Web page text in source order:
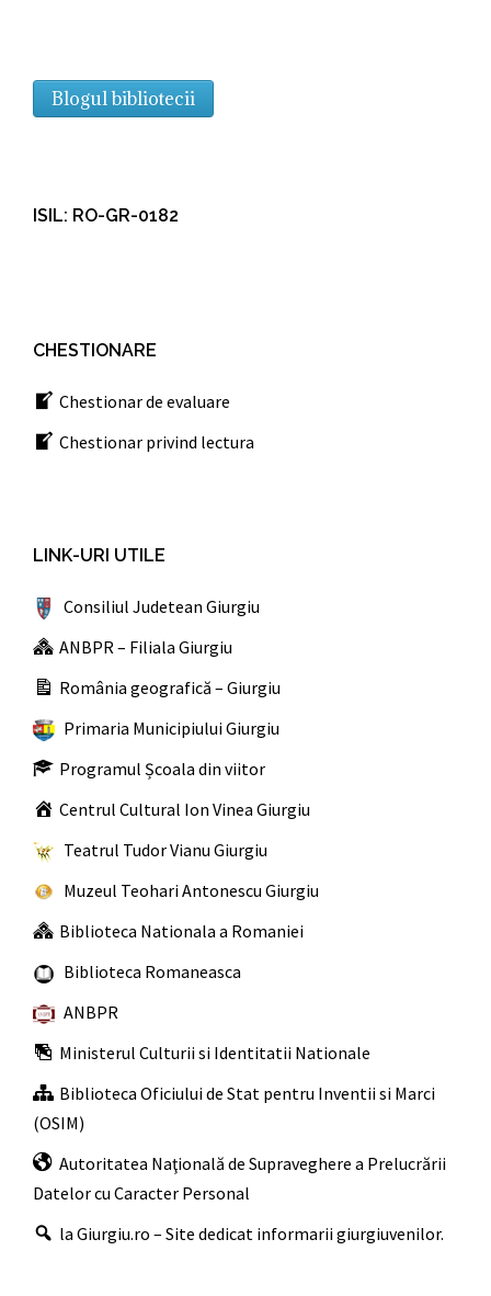
Blogul bibliotecii
ISIL: RO-GR-0182
CHESTIONARE
Chestionar de evaluare
Chestionar privind lectura
LINK-URI UTILE
Consiliul Judetean Giurgiu
ANBPR – Filiala Giurgiu
România geografică – Giurgiu
Primaria Municipiului Giurgiu
Programul Școala din viitor
Centrul Cultural Ion Vinea Giurgiu
Teatrul Tudor Vianu Giurgiu
Muzeul Teohari Antonescu Giurgiu
Biblioteca Nationala a Romaniei
Biblioteca Romaneasca
ANBPR
Ministerul Culturii si Identitatii Nationale
Biblioteca Oficiului de Stat pentru Inventii si Marci
(OSIM)
Autoritatea Naţională de Supraveghere a Prelucrării
Datelor cu Caracter Personal
la Giurgiu.ro – Site dedicat informarii giurgiuvenilor.